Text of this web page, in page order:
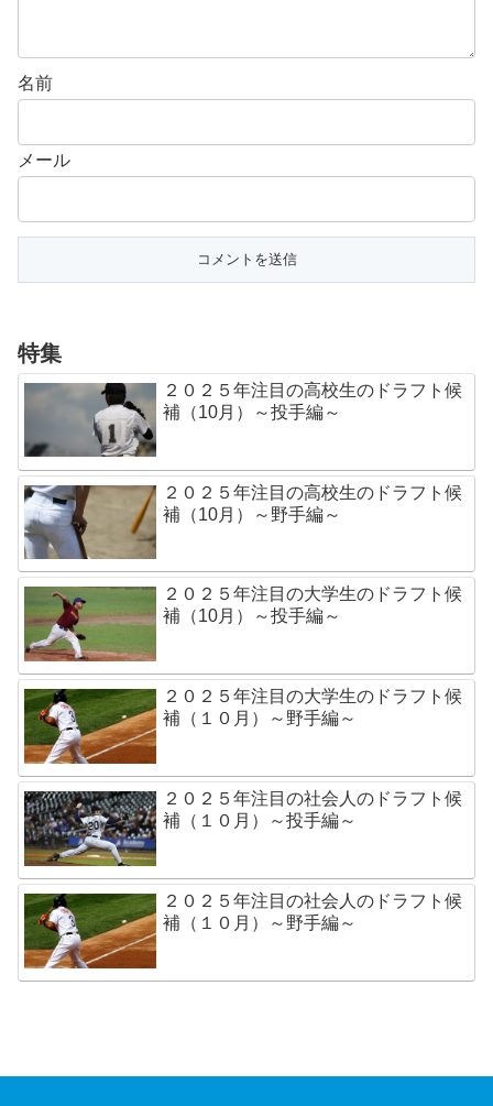
名前
メール
特集
２０２５年注目の高校生のドラフト候
補（10月）～投手編～
２０２５年注目の高校生のドラフト候
補（10月）～野手編～
２０２５年注目の大学生のドラフト候
補（10月）～投手編～
２０２５年注目の大学生のドラフト候
補（１０月）～野手編～
２０２５年注目の社会人のドラフト候
補（１０月）～投手編～
２０２５年注目の社会人のドラフト候
補（１０月）～野手編～